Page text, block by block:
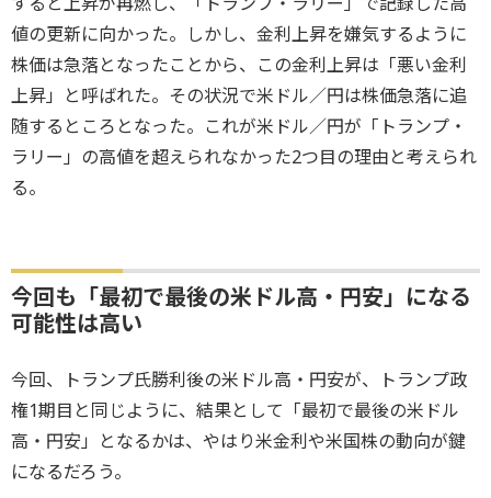
値の更新に向かった。しかし、金利上昇を嫌気するように
株価は急落となったことから、この金利上昇は「悪い金利
上昇」と呼ばれた。その状況で米ドル／円は株価急落に追
随するところとなった。これが米ドル／円が「トランプ・
ラリー」の高値を超えられなかった2つ目の理由と考えられ
る。
今回も「最初で最後の米ドル高・円安」になる
可能性は高い
今回、トランプ氏勝利後の米ドル高・円安が、トランプ政
権1期目と同じように、結果として「最初で最後の米ドル
高・円安」となるかは、やはり米金利や米国株の動向が鍵
になるだろう。